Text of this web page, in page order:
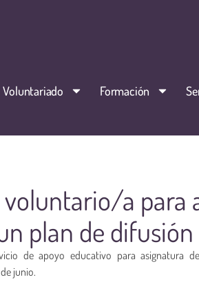
Voluntariado Formación
a para
plan de difusión
de apoyo educativo para asignatura
junio.